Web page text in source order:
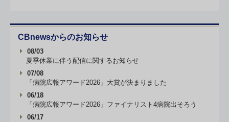
CBnewsからのお知らせ
08/03
夏季休業に伴う配信に関するお知らせ
07/08
「病院広報アワード2026」大賞が決まりました
06/18
「病院広報アワード2026」ファイナリスト4病院出そろう
06/17